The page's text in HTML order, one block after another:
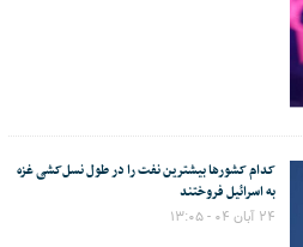
کدام کشورها بیشترین نفت را در طول نسل‌کشی غزه
به اسرائیل فروختند
۲۴ آبان ۰۴ - ۱۳:۰۵